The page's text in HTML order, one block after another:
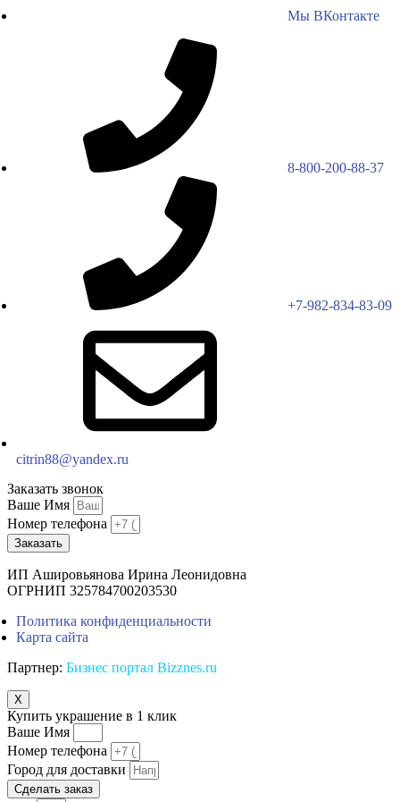
Мы ВКонтакте
8-800-200-88-37
+7-982-834-83-09
citrin88@yandex.ru
Заказать звонок
Ваше Имя
Номер телефона
Заказать
ИП Ашировьянова Ирина Леонидовна
ОГРНИП 325784700203530
Политика конфиденциальности
Карта сайта
Партнер: Бизнес портал Bizznes.ru
X
Купить украшение в 1 клик
Ваше Имя
Номер телефона
Город для доставки
Сделать заказ